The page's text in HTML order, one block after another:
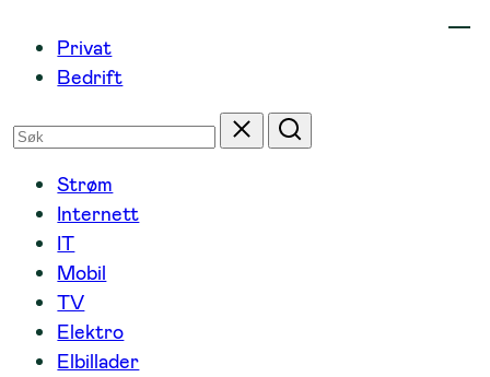
innhold
Privat
Bedrift
Søk
etter
Tilbakestill
Søk
Strøm
Internett
IT
Mobil
TV
Elektro
Elbillader